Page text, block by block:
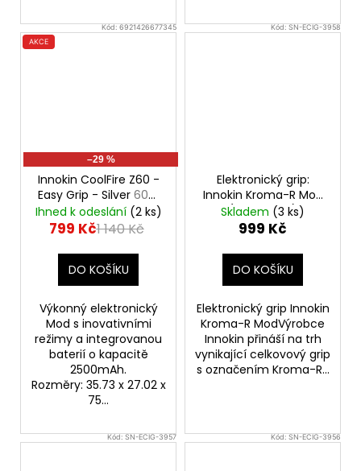
Kód:6921426677345
AKCE
–29 %
Innokin CoolFire Z60 -
Easy Grip - Silver 60W
Mod, 2500mAh
Ihned k odeslání (2 ks)
799 Kč1 140 Kč
DO KOŠÍKU
Výkonný elektronický
Mod s inovativními
režimy a integrovanou
baterií o kapacitě
2500mAh.
Rozměry: 35.73 x 27.02 x
75...
Kód:SN-ECIG-3958
Elektronický grip:
Innokin Kroma-R Mod
(Gun Metal)
Skladem (3 ks)
999 Kč
DO KOŠÍKU
Elektronický grip Innokin
Kroma-R ModVýrobce
Innokin přináší na trh
vynikající celkovový grip
s označením Kroma-R...
Kód: SN-ECIG-3957 Kód: SN-ECIG-3956